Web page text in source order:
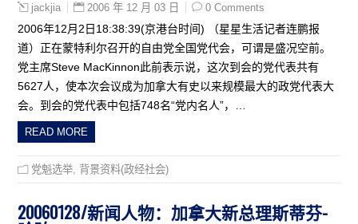
jackjia 2006 年 12 月 03 日 0 Comments
2006年12月2日18:38:39(京港台时间) （星星生活记者连鹏报
道）正在蒙特利尔召开的自由党全国党代会，可谓是盛况空前。
党主席Steve MacKinnon此前表示说，这次到会的党代表共有
5627人，使本次会议成为加拿大有史以来规模最大的政党代表大
会。到会的党代表中包括748名“党内名人”，…
READ MORE
党魁选举 背景资料(政经社会)
20060128/新闻人物：加拿大新总理斯蒂芬-